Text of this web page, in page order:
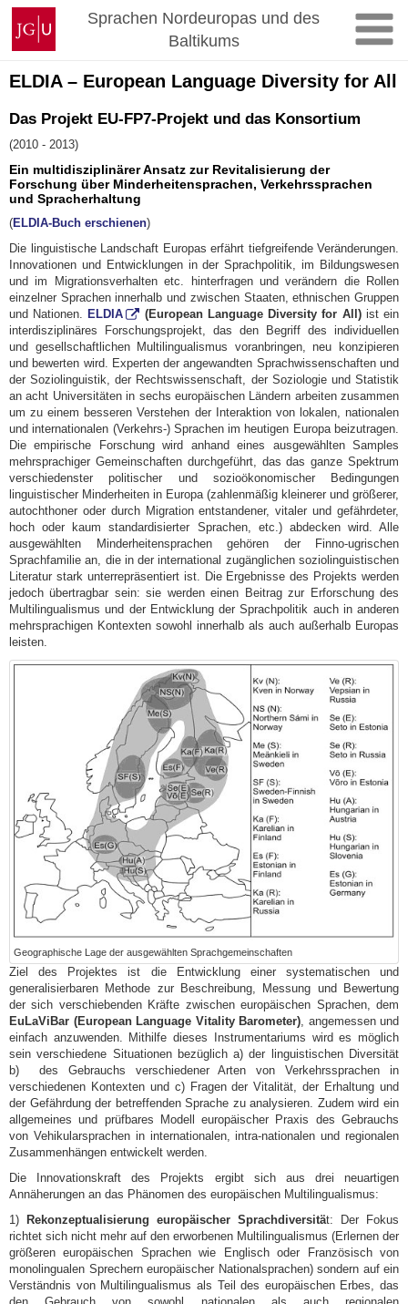
Zum
Inhalt
springen
Johannes
Gutenberg-
Universität
Mainz
Sprachen Nordeuropas und des
Baltikums
ELDIA – European Language Diversity for All
Das Projekt EU-FP7-Projekt und das Konsortium
(2010 - 2013)
Ein multidisziplinärer Ansatz zur Revitalisierung der
Forschung über Minderheitensprachen, Verkehrssprachen
und Spracherhaltung
(ELDIA-Buch erschienen)
Die linguistische Landschaft Europas erfährt tiefgreifende Veränderungen.
Innovationen und Entwicklungen in der Sprachpolitik, im Bildungswesen
und im Migrationsverhalten etc. hinterfragen und verändern die Rollen
einzelner Sprachen innerhalb und zwischen Staaten, ethnischen Gruppen
und Nationen.
ELDIA (European Language Diversity for All)ist ein
interdisziplinäres Forschungsprojekt, das den Begriff des individuellen
und gesellschaftlichen Multilingualismus voranbringen, neu konzipieren
und bewerten wird. Experten der angewandten Sprachwissenschaften und
der Soziolinguistik, der Rechtswissenschaft, der Soziologie und Statistik
an acht Universitäten in sechs europäischen Ländern arbeiten zusammen
um zu einem besseren Verstehen der Interaktion von lokalen, nationalen
und internationalen (Verkehrs-) Sprachen im heutigen Europa beizutragen.
Die empirische Forschung wird anhand eines ausgewählten Samples
mehrsprachiger Gemeinschaften durchgeführt, das das ganze Spektrum
verschiedenster politischer und sozioökonomischer Bedingungen
linguistischer Minderheiten in Europa (zahlenmäßig kleinerer und größerer,
autochthoner oder durch Migration entstandener, vitaler und gefährdeter,
hoch oder kaum standardisierter Sprachen, etc.) abdecken wird. Alle
ausgewählten Minderheitensprachen gehören der Finno-ugrischen
Sprachfamilie an, die in der international zugänglichen soziolinguistischen
Literatur stark unterrepräsentiert ist. Die Ergebnisse des Projekts werden
jedoch übertragbar sein: sie werden einen Beitrag zur Erforschung des
Multilingualismus und der Entwicklung der Sprachpolitik auch in anderen
mehrsprachigen Kontexten sowohl innerhalb als auch außerhalb Europas
leisten.
Geographische Lage der ausgewählten Sprachgemeinschaften
Ziel des Projektes ist die Entwicklung einer systematischen und
generalisierbaren Methode zur Beschreibung, Messung und Bewertung
der sich verschiebenden Kräfte zwischen europäischen Sprachen, dem
EuLaViBar (European Language Vitality Barometer) , angemessen und
einfach anzuwenden. Mithilfe dieses Instrumentariums wird es möglich
sein verschiedene Situationen bezüglich a) der linguistischen Diversität
b) des Gebrauchs verschiedener Arten von Verkehrssprachen in
verschiedenen Kontexten und c) Fragen der Vitalität, der Erhaltung und
der Gefährdung der betreffenden Sprache zu analysieren. Zudem wird ein
allgemeines und prüfbares Modell europäischer Praxis des Gebrauchs
von Vehikularsprachen in internationalen, intra-nationalen und regionalen
Zusammenhängen entwickelt werden.
Die Innovationskraft des Projekts ergibt sich aus drei neuartigen
Annäherungen an das Phänomen des europäischen Multilingualismus:
1)
Rekonzeptualisierung europäischer Sprachdiversität: Der Fokus
richtet sich nicht mehr auf den erworbenen Multilingualismus (Erlernen der
größeren europäischen Sprachen wie Englisch oder Französisch von
monolingualen Sprechern europäischer Nationalsprachen) sondern auf ein
Verständnis von Multilingualismus als Teil des europäischen Erbes, das